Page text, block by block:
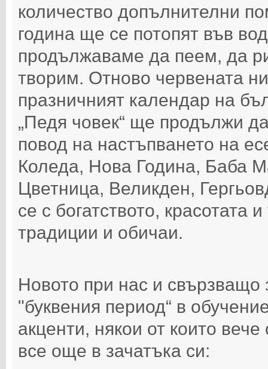
количество допълнителни
година ще се потопят във
продължаваме да пеем, да
творим. Отново червената
празничният календар на
„Педя човек“ ще продължи
повод на настъпването на
Коледа, Нова Година, Баба
Цветница, Великден,
се с богатството, красотата
традиции и обичаи.
Новото при нас и свързващо
"буквения период“ в
акценти, някои от които
все още в зачатъка си: